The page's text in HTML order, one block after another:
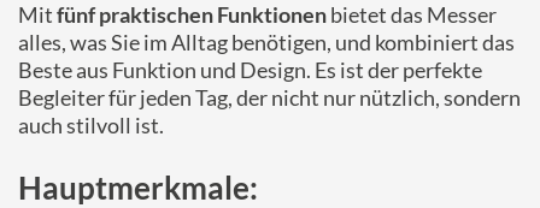
Mitfünf praktischen Funktionenbietet das Messer
alles, was Sie im Alltag benötigen, und kombiniert das
Beste aus Funktion und Design. Es ist der perfekte
Begleiter für jeden Tag, der nicht nur nützlich, sondern
auch stilvoll ist.
Hauptmerkmale: